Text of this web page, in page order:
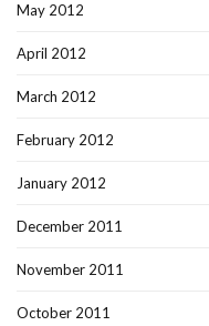
May 2012
April 2012
March 2012
February 2012
January 2012
December 2011
November 2011
October 2011